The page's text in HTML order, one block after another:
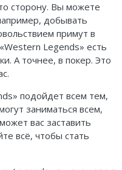
сторону. Вы можете
добывать
примут в
Legends» есть
А точнее, в покер. Это
подойдет всем тем,
заниматься всем,
вас заставить
всё, чтобы стать